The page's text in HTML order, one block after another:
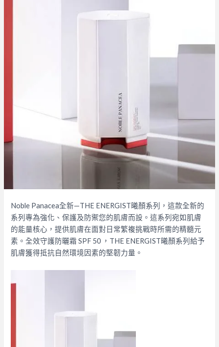
Noble Panacea全新—THE ENERGIST曦顏系列，這款全新的
系列專為強化、保護及防禦您的肌膚而設。這系列宛如肌膚
的能量核心，提供肌膚在面對日常繁複挑戰時所需的精髓元
素。全效守護防曬霜 SPF 50 ，THE ENERGIST曦顏系列給予
肌膚獲得抵抗自然環境因素的堅韌力量。